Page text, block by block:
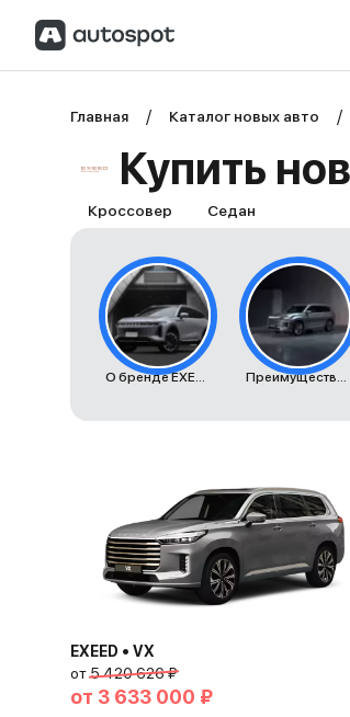
Главная Каталог новых авто
Купить
Кроссовер Седан
О бренде EXEED Преимущества автомобилей EXEED
EXEED • VX
от5 420 626 ₽
от 3 633 000 ₽